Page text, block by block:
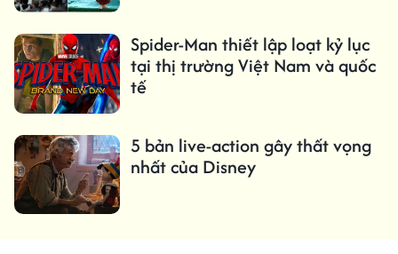
Spider-Man thiết lập loạt kỷ lục
tại thị trường Việt Nam và quốc
tế
5 bản live-action gây thất vọng
nhất của Disney